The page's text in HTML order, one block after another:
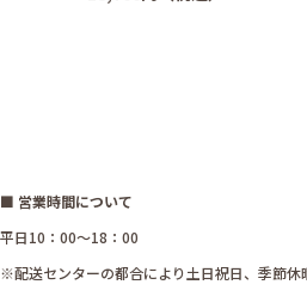
■ 営業時間について
平日10：00～18：00
※配送センターの都合により土日祝日、季節休